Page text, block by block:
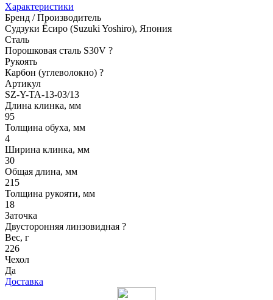
Характеристики
Бренд / Производитель
Судзуки Ёсиро (Suzuki Yoshiro), Япония
Сталь
Порошковая сталь S30V ?
Рукоять
Карбон (углеволокно) ?
Артикул
SZ-Y-TA-13-03/13
Длина клинка, мм
95
Толщина обуха, мм
4
Ширина клинка, мм
30
Общая длина, мм
215
Толщина рукояти, мм
18
Заточка
Двусторонняя линзовидная ?
Вес, г
226
Чехол
Да
Доставка